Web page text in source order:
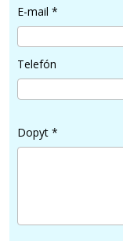
E-mail *
Telefón
Dopyt *